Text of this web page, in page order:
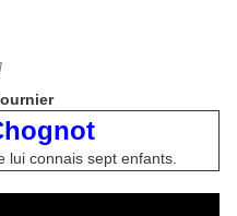
lui connais sept enfants.